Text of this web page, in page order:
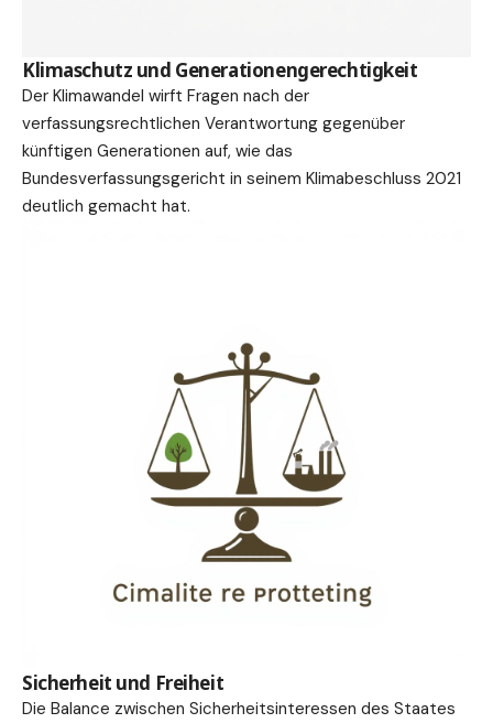
Klimaschutz und Generationengerechtigkeit
Der Klimawandel wirft Fragen nach der
verfassungsrechtlichen Verantwortung gegenüber
künftigen Generationen auf, wie das
Bundesverfassungsgericht in seinem Klimabeschluss 2021
deutlich gemacht hat.
Sicherheit und Freiheit
Die Balance zwischen Sicherheitsinteressen des Staates